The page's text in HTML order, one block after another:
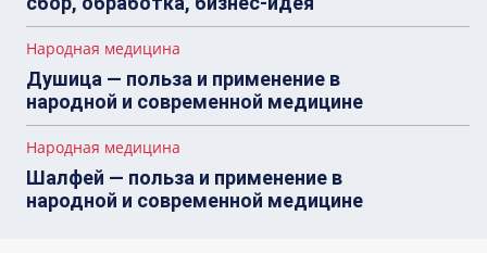
Народная медицина
Душица — польза и применение в
народной и современной медицине
Народная медицина
Шалфей — польза и применение в
народной и современной медицине